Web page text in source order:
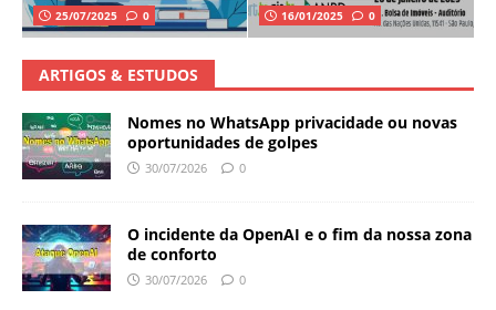
25/07/2025 0 16/01/2025 0
ARTIGOS & ESTUDOS
Nomes no WhatsApp privacidade ou novas
oportunidades de golpes
30/07/2026 0
O incidente da OpenAI e o fim da nossa zona
de conforto
30/07/2026 0